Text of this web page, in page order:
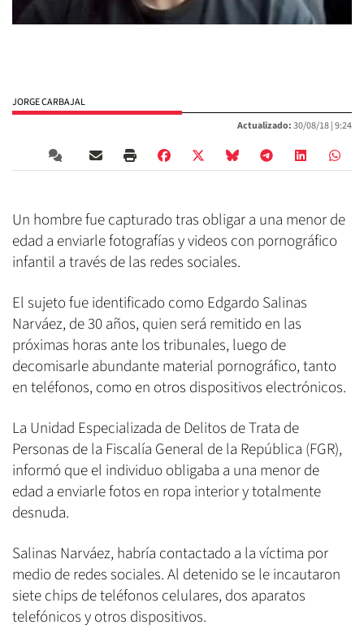
JORGE CARBAJAL
Actualizado:30/08/18 |9:24
Un hombre fue capturado tras obligar a una menor de
edad a enviarle fotografías y videos con pornográfico
infantil a través de las redes sociales.
El sujeto fue identificado como Edgardo Salinas
Narváez, de 30 años, quien será remitido en las
próximas horas ante los tribunales, luego de
decomisarle abundante material pornográfico, tanto
en teléfonos, como en otros dispositivos electrónicos.
La Unidad Especializada de Delitos de Trata de
Personas de la Fiscalía General de la República (FGR),
informó que el individuo obligaba a una menor de
edad a enviarle fotos en ropa interior y totalmente
desnuda.
Salinas Narváez, habría contactado a la víctima por
medio de redes sociales. Al detenido se le incautaron
siete chips de teléfonos celulares, dos aparatos
telefónicos y otros dispositivos.